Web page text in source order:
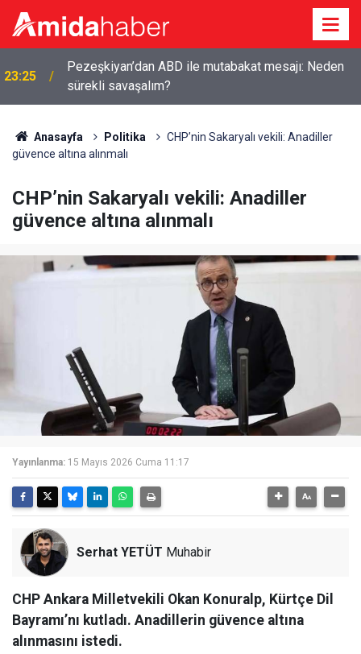
23:25
Pezeşkiyan’dan ABD ile mutabakat mesajı: Neden
sürekli savaşalım?
Anasayfa Politika
CHP’nin Sakaryalı vekili: Anadiller
güvence altına alınmalı
CHP’nin Sakaryalı vekili: Anadiller
güvence altına alınmalı
Yayınlanma: 15 Mayıs 2026 Cuma 11:17
Serhat YETÜT Muhabir
CHP Ankara Milletvekili Okan Konuralp, Kürtçe Dil
Bayramı’nı kutladı. Anadillerin güvence altına
alınmasını istedi.